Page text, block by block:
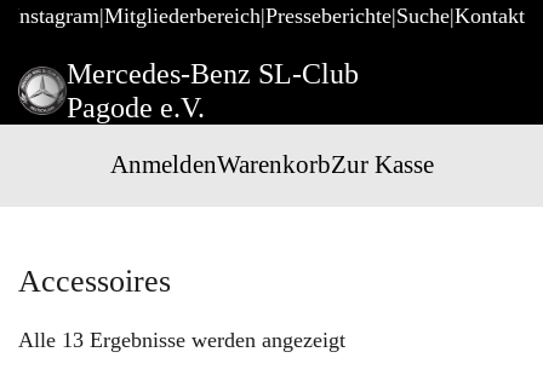
Mitgliederbereich Presseberichte Suche Kontakt
Mercedes-Benz SL-Club
Pagode e.V.
AnmeldenWarenkorbZur Kasse
Accessoires
Alle 13 Ergebnisse werden angezeigt